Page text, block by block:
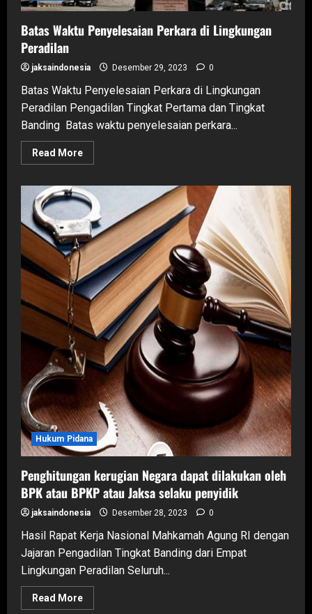
Batas Waktu Penyelesaian Perkara di Lingkungan
Peradilan
jaksaindonesia Desember 29, 2023 0
Batas Waktu Penyelesaian Perkara di Lingkungan
Peradilan Pengadilan Tingkat Pertama dan Tingkat
Banding Batas waktu penyelesaian perkara...
Read MoreRead
more
Waktu
Penyelesaian
Perkara
di
Lingkungan
Peradilan
Hukum Pidana
Penghitungan kerugian Negara dapat dilakukan oleh
BPK atau BPKP atau Jaksa selaku penyidik
jaksaindonesia Desember 28, 2023 0
Hasil Rapat Kerja Nasional Mahkamah Agung RI dengan
Jajaran Pengadilan Tingkat Banding dari Empat
Lingkungan Peradilan Seluruh...
Read MoreRead
more